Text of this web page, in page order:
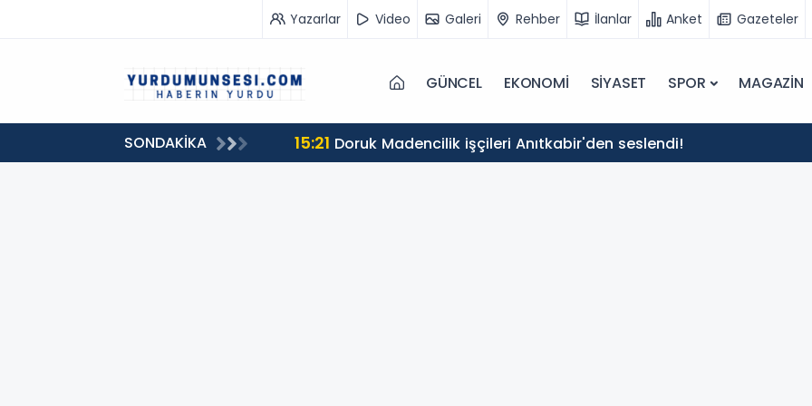
Yazarlar Video Galeri Rehber İlanlar Anket Gazeteler
GÜNCEL EKONOMİ SİYASET SPOR MAGAZİN
SONDAKİKA 15:21 Doruk Madencilik işçileri Anıtkabir'den seslendi!